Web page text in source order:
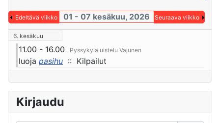
Edeltävä viikko 01 - 07 kesäkuu, 2026 Seuraava viikko
6. kesäkuu
11.00 - 16.00 Pyssykylä uistelu Vajunen
luoja pasihu :: Kilpailut
Kirjaudu